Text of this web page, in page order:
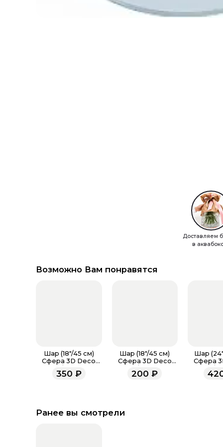
Доставляем
в
Возможно Вам понравятся
Шар (18"/45 см)
Сфера 3D Deco
ГЕЛИЯ
350 ₽
Шар (18"/45 см)
Сфера 3D Deco
ВОЗДУХА
200 ₽
Шар
Сфера
Ранее вы смотрели